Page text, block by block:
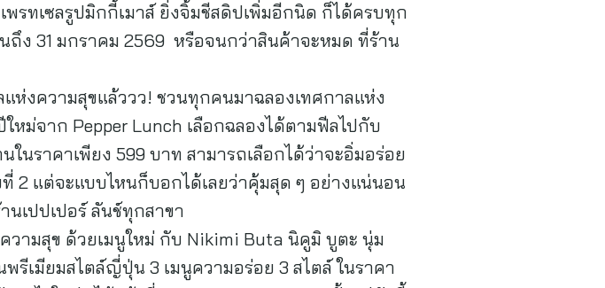
รทเซลรูปมิกกี้เมาส์ ยิ่งจิ้มชีสดิปเพิ่มอีกนิด ก็ได้ครบทุก
ง 31 มกราคม 2569 หรือจนกว่าสินค้าจะหมด ที่ร้าน
แห่งความสุขแล้ววว! ชวนทุกคนมาฉลองเทศกาลแห่ง
ม่จาก Pepper Lunch เลือกฉลองได้ตามฟีลไปกับ
นราคาเพียง 599 บาท สามารถเลือกได้ว่าจะอิ่มอร่อย
2 แต่จะแบบไหนก็บอกได้เลยว่าคุ้มสุด ๆ อย่างแน่นอน
เปปเปอร์ ลันช์ทุกสาขา
วามสุข ด้วยเมนูใหม่ กับ Nikimi Buta นิคูมิ บูตะ นุ่ม
รีเมียมสไตล์ญี่ปุ่น 3 เมนูความอร่อย 3 สไตล์ ในราคา